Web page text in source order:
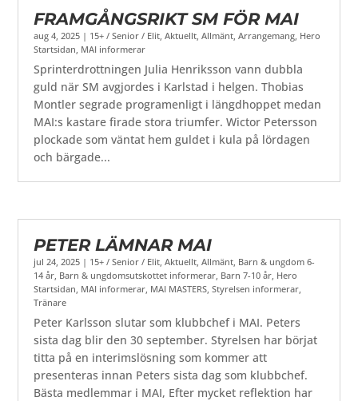
FRAMGÅNGSRIKT SM FÖR MAI
aug 4, 2025 | 15+ / Senior / Elit ,Aktuellt ,Allmänt ,Arrangemang Hero
Startsidan MAI informerar
Sprinterdrottningen Julia Henriksson vann dubbla
guld när SM avgjordes i Karlstad i helgen. Thobias
Montler segrade programenligt i längdhoppet medan
MAI:s kastare firade stora triumfer. Wictor Petersson
plockade som väntat hem guldet i kula på lördagen
och bärgade...
PETER LÄMNAR MAI
jul 24, 2025 | 15+ / Senior / Elit ,Aktuellt ,Allmänt Barn & ungdom 6-
14 år Barn & ungdomsutskottet informerar Barn 7-10 år Hero
Startsidan MAI informerar MAI MASTERS ,Styrelsen informerar
Tränare
Peter Karlsson slutar som klubbchef i MAI. Peters
sista dag blir den 30 september. Styrelsen har börjat
titta på en interimslösning som kommer att
presenteras innan Peters sista dag som klubbchef.
Bästa medlemmar i MAI, Efter mycket reflektion har